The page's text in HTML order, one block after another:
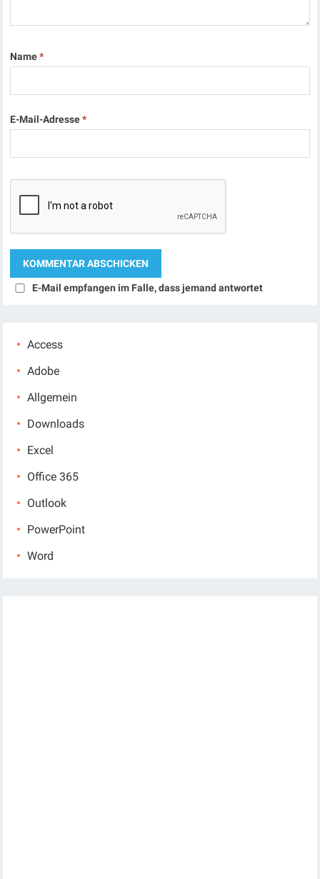
Name*
E-Mail-Adresse*
E-Mail empfangen im Falle, dass jemand antwortet
Access
Adobe
Allgemein
Downloads
Excel
Office 365
Outlook
PowerPoint
Word